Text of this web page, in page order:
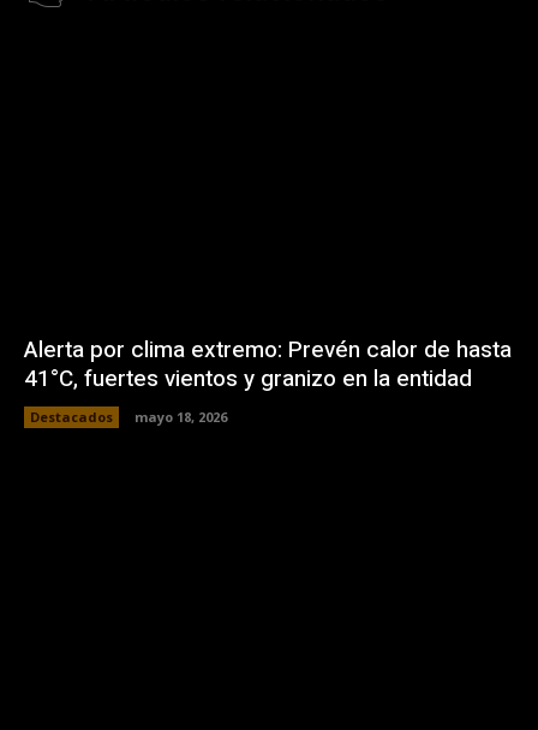
Alerta por clima extremo: Prevén calor de hasta
41°C, fuertes vientos y granizo en la entidad
Destacados mayo 18, 2026